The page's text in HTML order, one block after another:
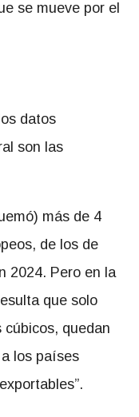
se mueve por el
datos
son las
más de 4
de los de
2024. Pero en la
que solo
cúbicos, quedan
los países